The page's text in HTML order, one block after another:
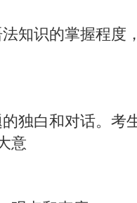
知识的掌握程度
独白和对话。考
意